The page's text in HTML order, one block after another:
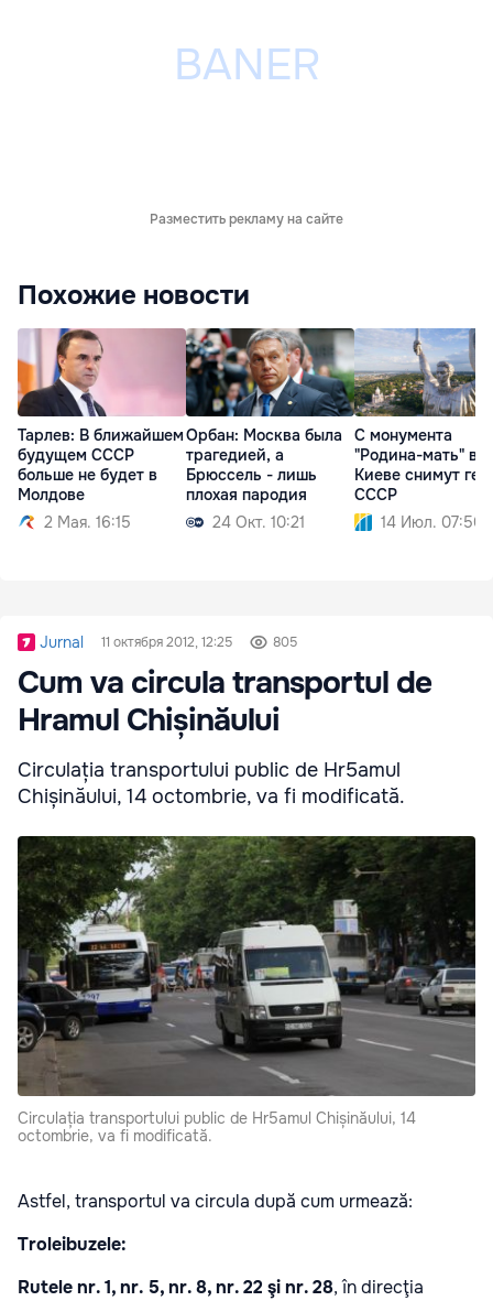
Разместить рекламу на сайте
Похожие новости
Тарлев: В ближайшем
будущем СССР
больше не будет в
Молдове
2 Мая. 16:15
Орбан: Москва была
трагедией, а
Брюссель - лишь
плохая пародия
24 Окт. 10:21
С монумента
"Родина-мать" в
Киеве снимут
СССР
14 Июл. 07:50
Jurnal 11 октября 2012, 12:25 805
Cum va circula transportul de
Hramul Chișinăului
Circulația transportului public de Hr5amul
Chișinăului, 14 octombrie, va fi modificată.
Circulația transportului public de Hr5amul Chișinăului, 14
octombrie, va fi modificată.
Astfel, transportul va circula după cum urmează:
Troleibuzele:
Rutele nr. 1, nr. 5, nr. 8, nr. 22 şi nr. 28, în direcţia